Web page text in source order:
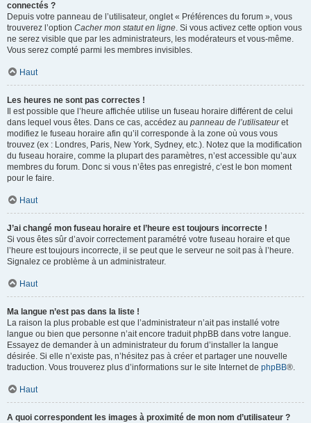
connectés ?
Depuis votre panneau de l’utilisateur, onglet « Préférences du forum », vous
trouverez l’option Cacher mon statut en ligne. Si vous activez cette option vous
ne serez visible que par les administrateurs, les modérateurs et vous-même.
Vous serez compté parmi les membres invisibles.
Haut
Les heures ne sont pas correctes !
Il est possible que l’heure affichée utilise un fuseau horaire différent de celui
dans lequel vous êtes. Dans ce cas, accédez au panneau de l’utilisateuret
modifiez le fuseau horaire afin qu’il corresponde à la zone où vous vous
trouvez (ex : Londres, Paris, New York, Sydney, etc.). Notez que la modification
du fuseau horaire, comme la plupart des paramètres, n’est accessible qu’aux
membres du forum. Donc si vous n’êtes pas enregistré, c’est le bon moment
pour le faire.
Haut
J’ai changé mon fuseau horaire et l’heure est toujours incorrecte !
Si vous êtes sûr d’avoir correctement paramétré votre fuseau horaire et que
l’heure est toujours incorrecte, il se peut que le serveur ne soit pas à l’heure.
Signalez ce problème à un administrateur.
Haut
Ma langue n’est pas dans la liste !
La raison la plus probable est que l’administrateur n’ait pas installé votre
langue ou bien que personne n’ait encore traduit phpBB dans votre langue.
Essayez de demander à un administrateur du forum d’installer la langue
désirée. Si elle n’existe pas, n’hésitez pas à créer et partager une nouvelle
traduction. Vous trouverez plus d’informations sur le site Internet de phpBB®.
Haut
A quoi correspondent les images à proximité de mon nom d’utilisateur ?